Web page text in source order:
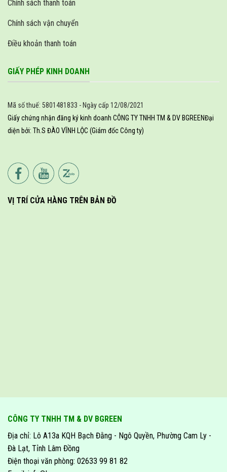
Chính sách thanh toán
Chính sách vận chuyển
Điều khoản thanh toán
GIẤY PHÉP KINH DOANH
Mã số thuế: 5801481833 - Ngày cấp 12/08/2021
Giấy chứng nhận đăng ký kinh doanh CÔNG TY TNHH TM & DV BGREENĐại
diện bởi: Th.S ĐÀO VĨNH LỘC (Giám đốc Công ty)
VỊ TRÍ CỬA HÀNG TRÊN BẢN ĐỒ
CÔNG TY TNHH TM & DV BGREEN
Địa chỉ: Lô A13a KQH Bạch Đằng - Ngô Quyền, Phường Cam Ly -
Đà Lạt, Tỉnh Lâm Đồng
Điện thoại văn phòng: 02633 99 81 82